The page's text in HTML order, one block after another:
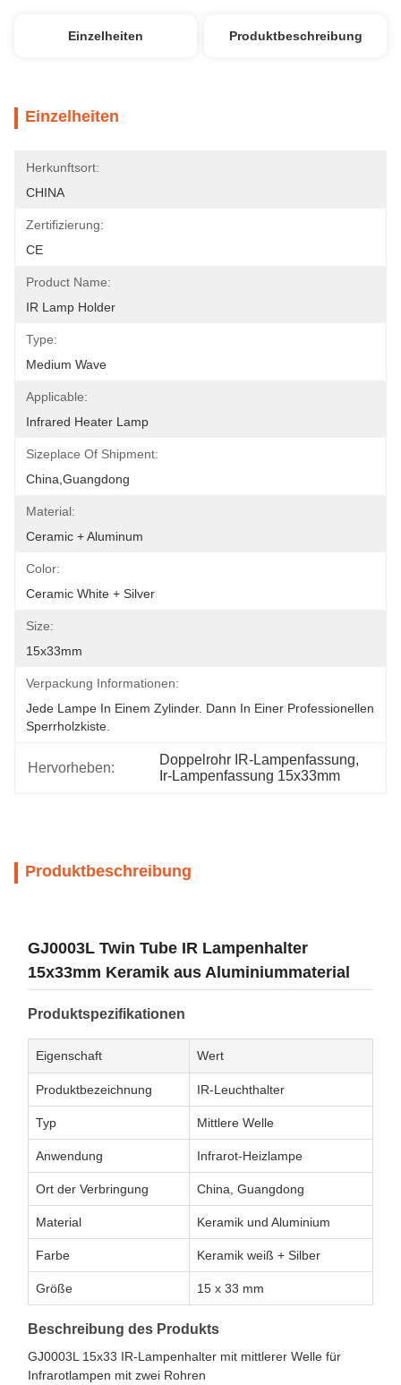
Einzelheiten Produktbeschreibung
Einzelheiten
Herkunftsort:
CHINA
Zertifizierung:
CE
Product Name:
IR Lamp Holder
Type:
Medium Wave
Applicable:
Infrared Heater Lamp
Sizeplace Of Shipment:
China,Guangdong
Material:
Ceramic + Aluminum
Color:
Ceramic White + Silver
Size:
15x33mm
Verpackung Informationen:
Jede Lampe In Einem Zylinder. Dann In Einer Professionellen
Sperrholzkiste.
Hervorheben:
Doppelrohr IR-Lampenfassung,
Ir-Lampenfassung 15x33mm
Produktbeschreibung
GJ0003L Twin Tube IR Lampenhalter
15x33mm Keramik aus Aluminiummaterial
Produktspezifikationen
Eigenschaft Wert
Produktbezeichnung IR-Leuchthalter
Typ Mittlere Welle
Anwendung Infrarot-Heizlampe
Ort der Verbringung China, Guangdong
Material Keramik und Aluminium
Farbe Keramik weiß + Silber
Größe 15 x 33 mm
Beschreibung des Produkts
GJ0003L 15x33 IR-Lampenhalter mit mittlerer Welle für
Infrarotlampen mit zwei Rohren